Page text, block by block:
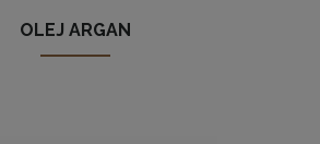
OLEJ ARGAN